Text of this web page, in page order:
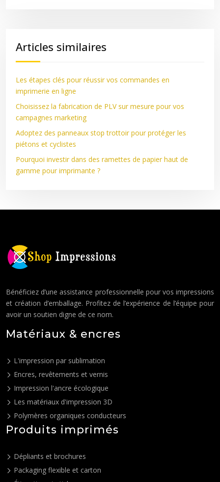
Articles similaires
Les étapes clés pour réussir vos commandes en
imprimerie en ligne
Choisissez la fabrication de PLV sur mesure pour vos
campagnes marketing
Adoptez des panneaux stop trottoir pour protéger les
piétons et cyclistes
Pourquoi investir dans des ramettes de papier haut de
gamme pour imprimante ?
Bénéficiez d’une assistance professionnelle pour vos impressions
et création d’emballage. Profitez de l’expérience de l’équipe pour
avoir un soutien digne de ce nom.
Matériaux & encres
L'impression par sublimation
Encres, revêtements et vernis
Impression l'ancre écologique
Les matériaux d'impression 3D
Polymères organiques conducteurs
Produits imprimés
Dépliants et brochures
Packaging flexible et carton